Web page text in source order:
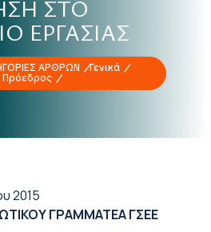
ΣΤΟ
ΕΡΓΑΣΙΑΣ
ΑΡΘΡΩΝ
Γενικά
Πρόεδρος
2015
ΓΡΑΜΜΑΤΕΑ ΓΣΕΕ